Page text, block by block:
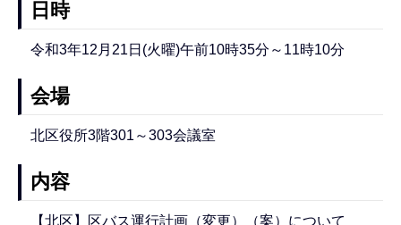
日時
令和3年12月21日(火曜)午前10時35分～11時10分
会場
北区役所3階301～303会議室
内容
【北区】区バス運行計画（変更）（案）について